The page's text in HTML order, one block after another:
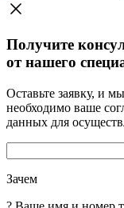
Получите
от нашего
Оставьте заявку, и
необходимо ваше
данных для
Зачем